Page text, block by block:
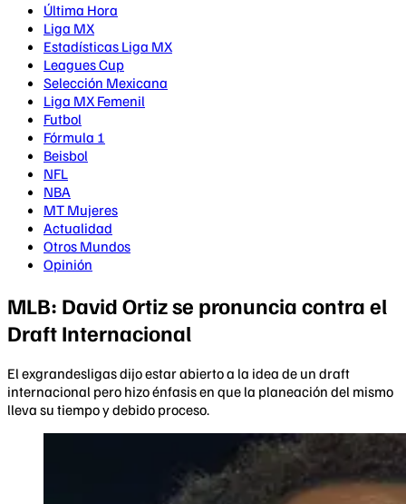
Última Hora
Liga MX
Estadísticas Liga MX
Leagues Cup
Selección Mexicana
Liga MX Femenil
Futbol
Fórmula 1
Beisbol
NFL
NBA
MT Mujeres
Actualidad
Otros Mundos
Opinión
MLB: David Ortiz se pronuncia contra el
Draft Internacional
El exgrandesligas dijo estar abierto a la idea de un draft
internacional pero hizo énfasis en que la planeación del mismo
lleva su tiempo y debido proceso.